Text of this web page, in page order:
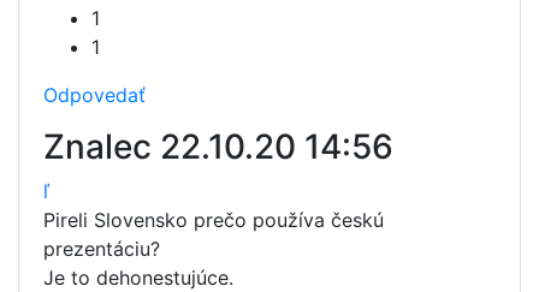
1
1
Odpovedať
Znalec 22.10.20 14:56
ľ
Pireli Slovensko prečo používa českú
prezentáciu?
Je to dehonestujúce.